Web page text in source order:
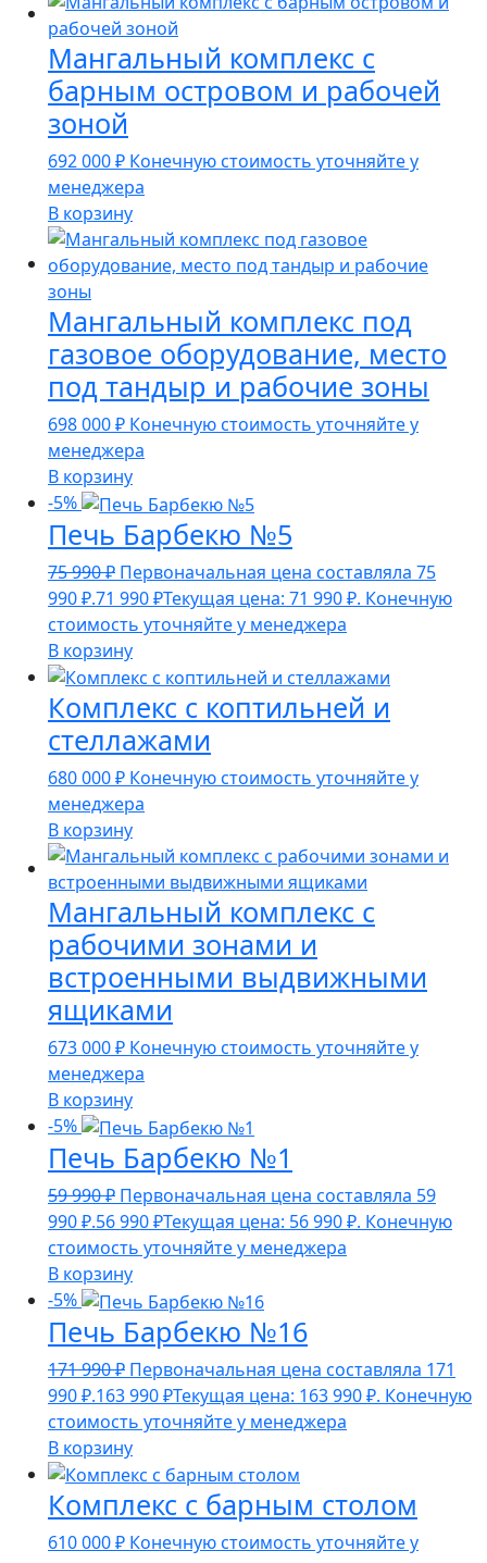
Мангальный комплекс с
барным островом и рабочей
зоной
692 000₽ Конечную стоимость уточняйте у
менеджера
В корзину
Мангальный комплекс под
газовое оборудование, место
под тандыр и рабочие зоны
698 000₽ Конечную стоимость уточняйте у
менеджера
В корзину
-5%
Печь Барбекю №5
75 990₽ Первоначальная цена составляла 75
990 ₽.71 990₽Текущая цена: 71 990 ₽. Конечную
стоимость уточняйте у менеджера
В корзину
Комплекс с коптильней и
стеллажами
680 000₽ Конечную стоимость уточняйте у
менеджера
В корзину
Мангальный комплекс с
рабочими зонами и
встроенными выдвижными
ящиками
673 000₽ Конечную стоимость уточняйте у
менеджера
В корзину
-5%
Печь Барбекю №1
59 990₽ Первоначальная цена составляла 59
990 ₽.56 990₽Текущая цена: 56 990 ₽. Конечную
стоимость уточняйте у менеджера
В корзину
-5%
Печь Барбекю №16
171 990₽ Первоначальная цена составляла 171
990 ₽.163 990₽Текущая цена: 163 990 ₽. Конечную
стоимость уточняйте у менеджера
В корзину
Комплекс с барным столом
610 000₽ Конечную стоимость уточняйте у